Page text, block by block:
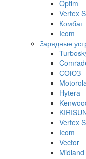
Optim
Vertex
Комбат
Icom
Зарядные
СОЮЗ
Motorola
Hytera
KIRISUN
Vertex
Icom
Vector
Midland